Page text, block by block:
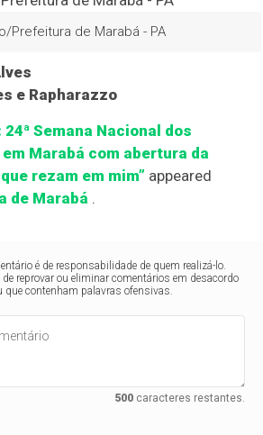
Prefeitura de Marabá - PA
e Rapharazzo
Semana Nacional dos
Marabá com abertura da
rezam em mim” appeared
de Marabá .
é de responsabilidade de quem realizá-lo.
reprovar ou eliminar comentários em desacordo
que contenham palavras ofensivas.
500caracteres restantes.